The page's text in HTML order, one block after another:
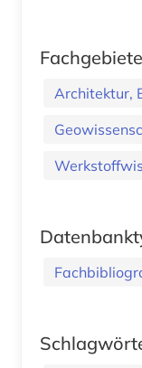
Fachgebiete
Architektur,